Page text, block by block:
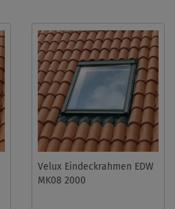
Velux Eindeckrahmen EDW
MK08 2000